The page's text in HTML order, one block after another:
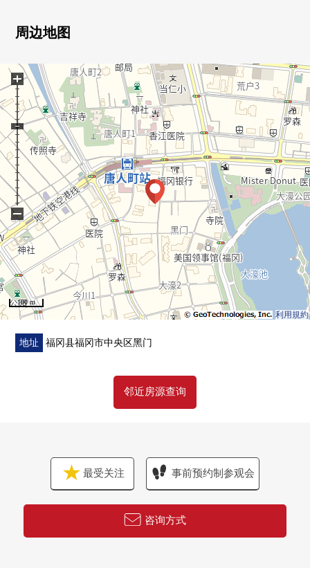
・宠物饲养可(规章的限制有)
・采用复数层玻璃
・被在1层设计3个房间
・停车场卷帘门gate有
▼设备
・在客厅地板暖气设置
・防盗门
・智能快递柜
・有TV监视器的内部对讲机
▼翻新内容(2026年5月完毕)
・厕所更换
・热水器交换
・全室地板换新
■ 在找想要的家方面给予帮助的━━━━━・・・
房源的详细、需讨论是如有意向，请跟我们联系。
周边地图
利用規約
100 m
+
−
地址 福冈县福冈市中央区黑门
邻近房源查询
最受关注 事前预约制参观会
咨询方式